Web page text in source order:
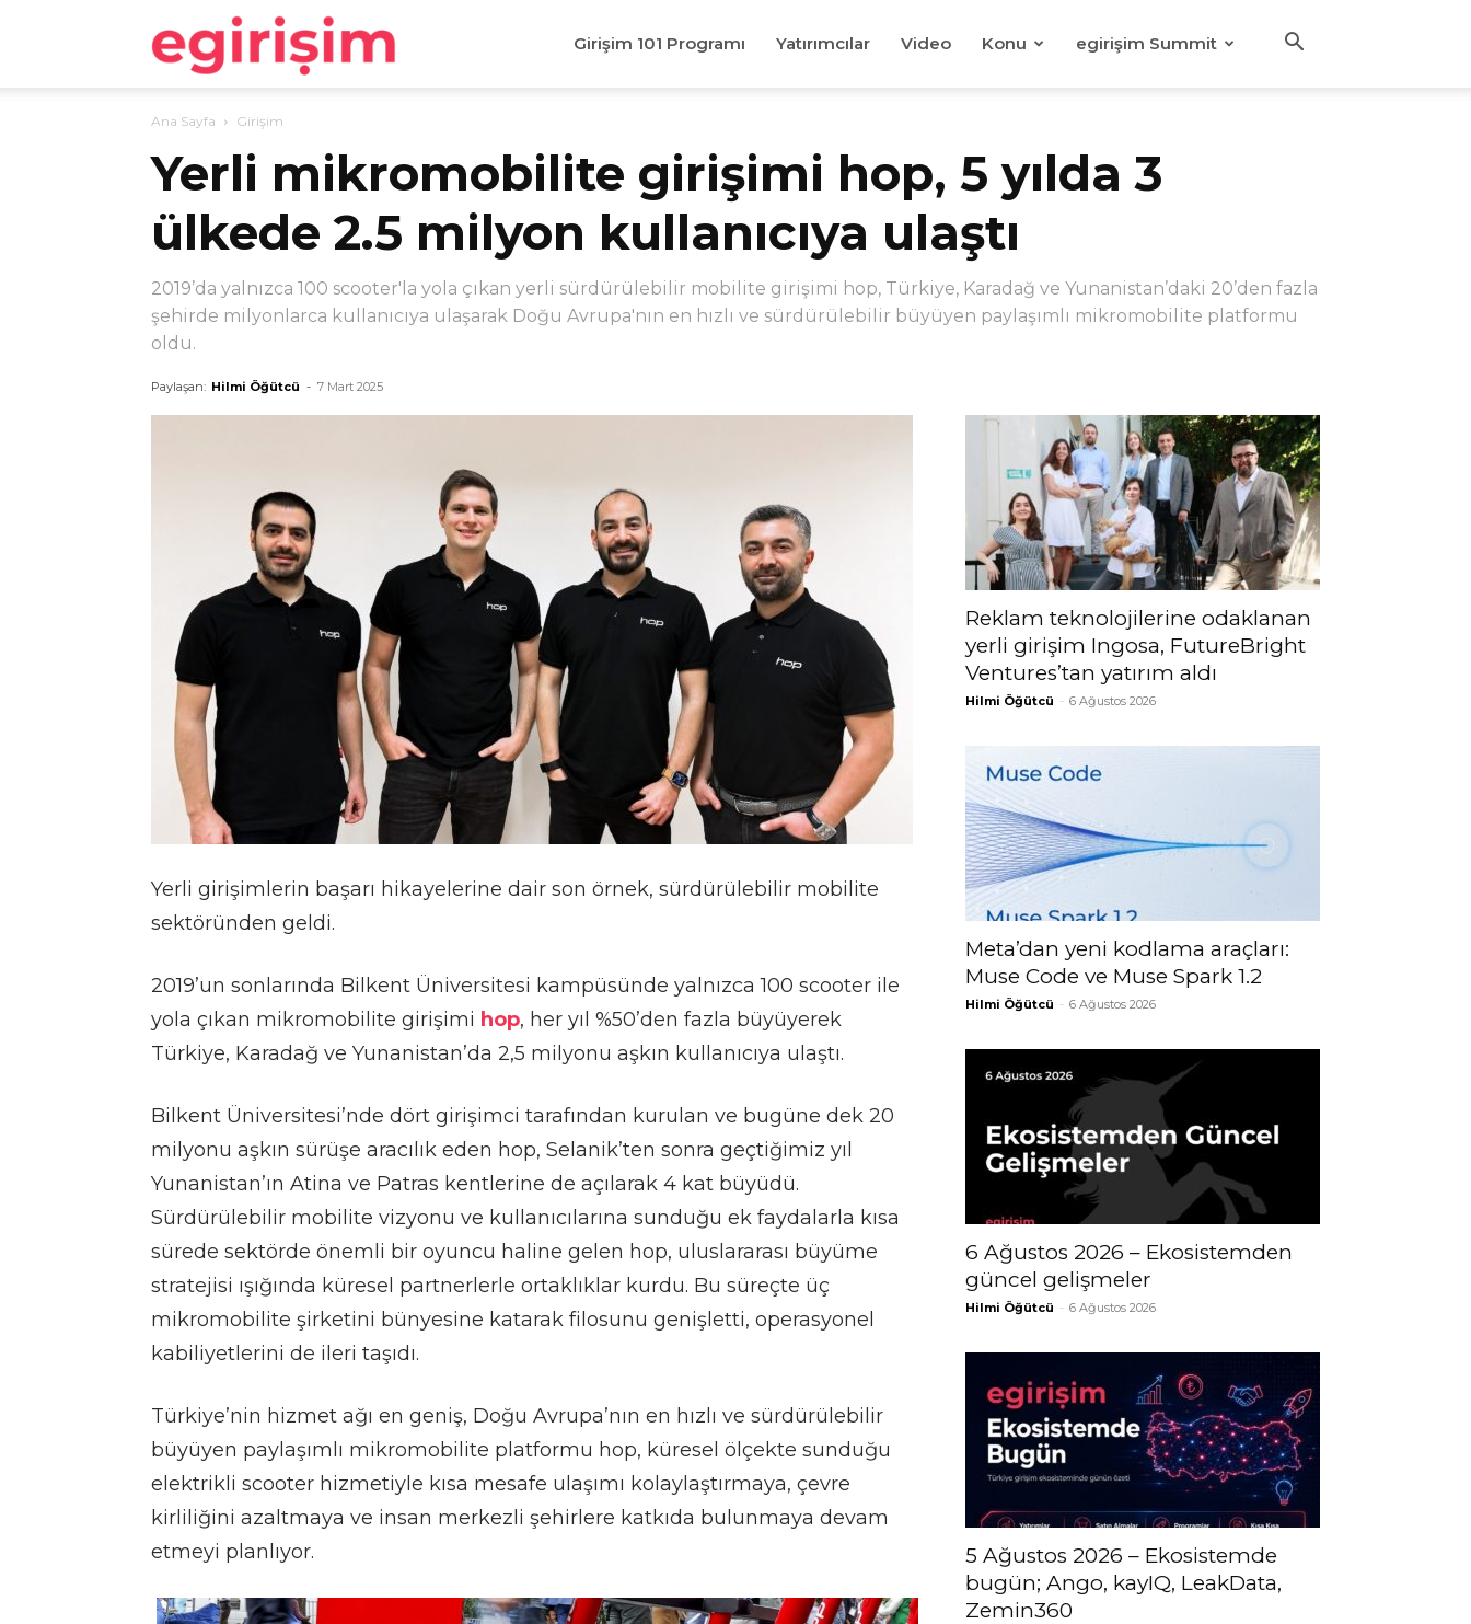
egirişim Girişim 101 Programı Yatırımcılar Video Konu egirişim Summit
Ana Sayfa Girişim
Yerli mikromobilite girişimi hop, 5 yılda 3
ülkede 2.5 milyon kullanıcıya ulaştı
2019’da yalnızca 100 scooter'la yola çıkan yerli sürdürülebilir mobilite girişimi hop, Türkiye, Karadağ ve Yunanistan’daki 20’den fazla
şehirde milyonlarca kullanıcıya ulaşarak Doğu Avrupa'nın en hızlı ve sürdürülebilir büyüyen paylaşımlı mikromobilite platformu
oldu.
Paylaşan: Hilmi Öğütcü - 7 Mart 2025
Yerli girişimlerin başarı hikayelerine dair son örnek, sürdürülebilir mobilite
sektöründen geldi.
2019’un sonlarında Bilkent Üniversitesi kampüsünde yalnızca 100 scooter ile
yola çıkan mikromobilite girişimi hop, her yıl %50’den fazla büyüyerek
Türkiye, Karadağ ve Yunanistan’da 2,5 milyonu aşkın kullanıcıya ulaştı.
Bilkent Üniversitesi’nde dört girişimci tarafından kurulan ve bugüne dek 20
milyonu aşkın sürüşe aracılık eden hop, Selanik’ten sonra geçtiğimiz yıl
Yunanistan’ın Atina ve Patras kentlerine de açılarak 4 kat büyüdü.
Sürdürülebilir mobilite vizyonu ve kullanıcılarına sunduğu ek faydalarla kısa
sürede sektörde önemli bir oyuncu haline gelen hop, uluslararası büyüme
stratejisi ışığında küresel partnerlerle ortaklıklar kurdu. Bu süreçte üç
mikromobilite şirketini bünyesine katarak filosunu genişletti, operasyonel
kabiliyetlerini de ileri taşıdı.
Türkiye’nin hizmet ağı en geniş, Doğu Avrupa’nın en hızlı ve sürdürülebilir
büyüyen paylaşımlı mikromobilite platformu hop, küresel ölçekte sunduğu
elektrikli scooter hizmetiyle kısa mesafe ulaşımı kolaylaştırmaya, çevre
kirliliğini azaltmaya ve insan merkezli şehirlere katkıda bulunmaya devam
etmeyi planlıyor.
Reklam teknolojilerine odaklanan
yerli girişim Ingosa, FutureBright
Ventures’tan yatırım aldı
Hilmi Öğütcü - 6 Ağustos 2026
Meta’dan yeni kodlama araçları:
Muse Code ve Muse Spark 1.2
Hilmi Öğütcü - 6 Ağustos 2026
6 Ağustos 2026 – Ekosistemden
güncel gelişmeler
Hilmi Öğütcü - 6 Ağustos 2026
5 Ağustos 2026 – Ekosistemde
bugün; Ango, kayIQ, LeakData,
Zemin360